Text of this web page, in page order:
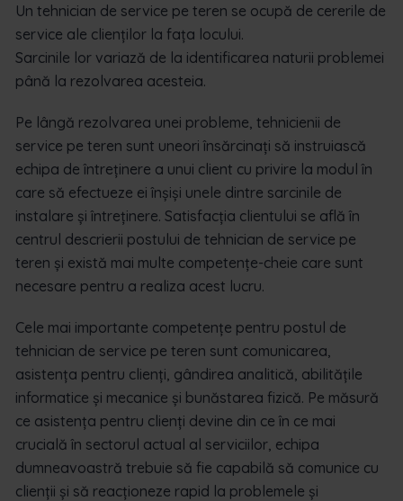
Un tehnician de service pe teren se ocupă de cererile de
service ale clienților la fața locului.
Sarcinile lor variază de la identificarea naturii problemei
până la rezolvarea acesteia.
Pe lângă rezolvarea unei probleme, tehnicienii de
service pe teren sunt uneori însărcinați să instruiască
echipa de întreținere a unui client cu privire la modul în
care să efectueze ei înșiși unele dintre sarcinile de
instalare și întreținere. Satisfacția clientului se află în
centrul descrierii postului de tehnician de service pe
teren și există mai multe competențe-cheie care sunt
necesare pentru a realiza acest lucru.
Cele mai importante competențe pentru postul de
tehnician de service pe teren sunt comunicarea,
asistența pentru clienți, gândirea analitică, abilitățile
informatice și mecanice și bunăstarea fizică. Pe măsură
ce asistența pentru clienți devine din ce în ce mai
crucială în sectorul actual al serviciilor, echipa
dumneavoastră trebuie să fie capabilă să comunice cu
clienții și să reacționeze rapid la problemele și